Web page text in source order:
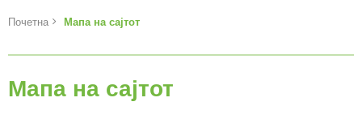
Почетна Мапа на сајтот
Мапа на сајтот